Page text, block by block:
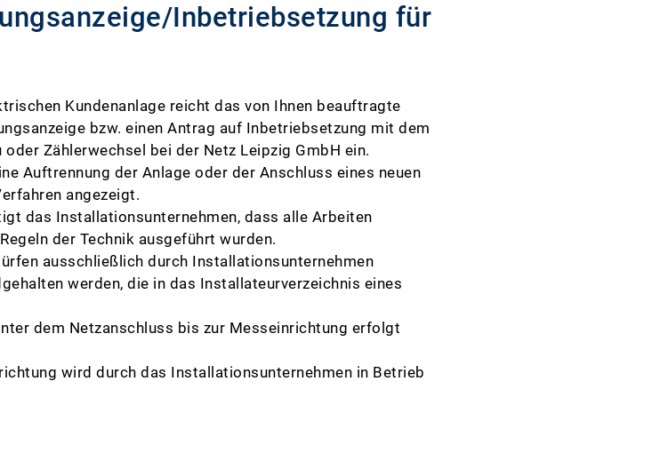
Inbetriebsetzung für
Kundenanlage reicht das von Ihnen beauftragte
bzw. einen Antrag auf Inbetriebsetzung mit dem
Zählerwechsel bei der Netz Leipzig GmbH ein.
Auftrennung der Anlage oder der Anschluss eines neuen
angezeigt.
das Installationsunternehmen, dass alle Arbeiten
der Technik ausgeführt wurden.
ausschließlich durch Installationsunternehmen
werden, die in das Installateurverzeichnis eines
dem Netzanschluss bis zur Messeinrichtung erfolgt
wird durch das Installationsunternehmen in Betrieb